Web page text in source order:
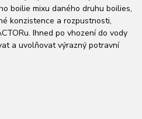
boilie mixu daného druhu boilies,
konzistence a rozpustnosti,
Ihned po vhození do vody
a uvolňovat výrazný potravní